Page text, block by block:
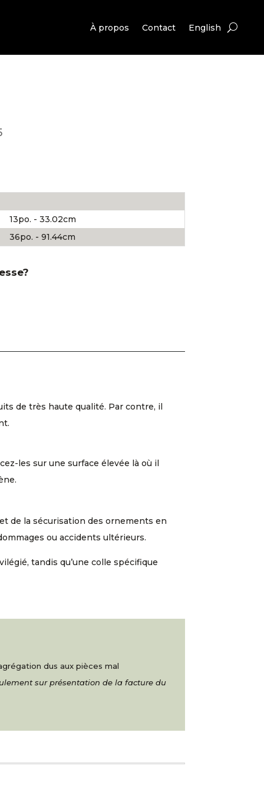
À propos Contact English
13po. - 33.02cm
36po. - 91.44cm
de très haute qualité. Par contre, il
les sur une surface élevée là où il
de la sécurisation des ornements en
ou accidents ultérieurs.
tandis qu’une colle spécifique
dus aux pièces mal
sur présentation de la facture du